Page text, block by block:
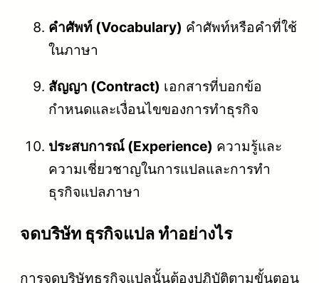
คำศัพท์ (Vocabulary) คำศัพท์หรือคำที่ใช้
ในภาษา
สัญญา (Contract) เอกสารที่บอกข้อ
กำหนดและเงื่อนไขของการทำธุรกิจ
ประสบการณ์ (Experience) ความรู้และ
ความเชี่ยวชาญในการแปลและการทำ
ธุรกิจแปลภาษา
จดบริษัท ธุรกิจแปล ทำอย่างไร
การจดบริษัทธุรกิจแปลนั้นต้องปฏิบัติตามขั้นตอน